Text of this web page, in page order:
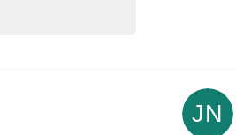
z 5 hvězdiček. JN